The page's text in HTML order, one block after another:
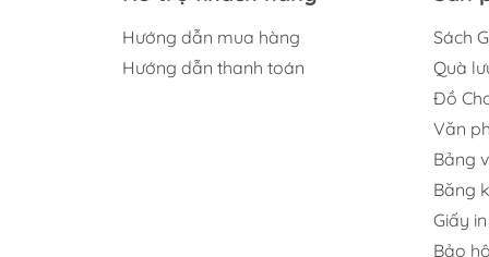
Hướng dẫn mua hàng
Hướng dẫn thanh toán
Sách
Quà
Đồ
Văn
Bảng
Băng
Giấy in
Bảo